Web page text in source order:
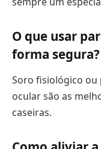
O que usar
forma segura?
Soro fisiológico
ocular são as
caseiras.